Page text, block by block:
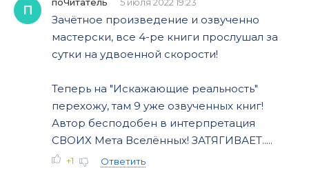
П
Зачётное произведение и озвученно
мастерски, все 4-ре книги прослушал за
сутки на удвоенной скорости!
Теперь на "Искажающие реальность"
перехожу, там 9 уже озвученных книг!
Автор бесподобен в интерпретация
СВОИХ Мета Вселённых! ЗАТЯГИВАЕТ.....
+1 Ответить